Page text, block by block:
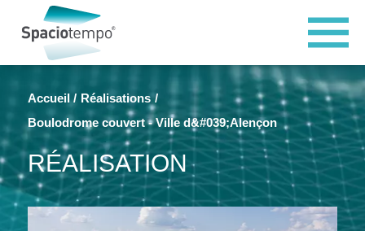
Accueil
Réalisations
Boulodrome couvert - Ville d&#039;Alençon
RÉALISATION
Panneau de gestion des cookies